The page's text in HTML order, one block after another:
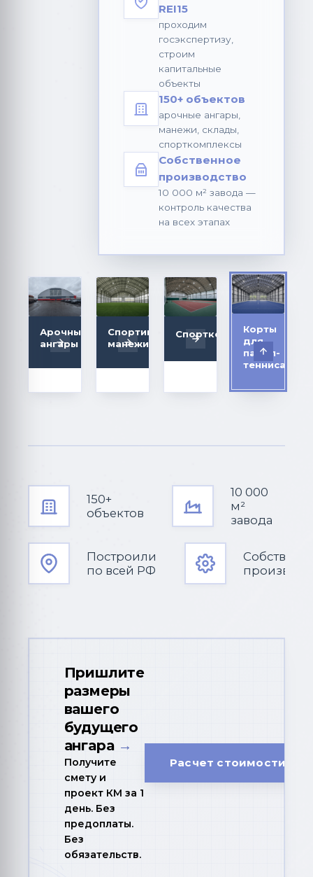
REI15
проходим
госэкспертизу,
строим
капитальные
объекты
150+ объектов
арочные ангары,
манежи, склады,
спорткомплексы
Собственное
производство
10 000 м² завода —
контроль качества
на всех этапах
Арочные
ангары
Спортивные
манежи
Спорткомплексы
Корты
для
падел-
тенниса
150+
объектов
10 000
м²
завода
Построили
по всей РФ
Пришлите
размеры
вашего
будущего
ангара →
Получите
смету и
проект КМ за 1
день. Без
предоплаты.
Без
обязательств.
Расчет стоимости